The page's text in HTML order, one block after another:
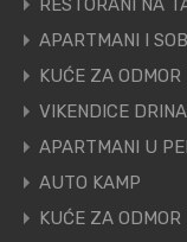
RESTORANI NA
APARTMANI I
KUĆE ZA
VIKENDICE DRINA
APARTMANI U
AUTO KAMP
KUĆE ZA ODMOR